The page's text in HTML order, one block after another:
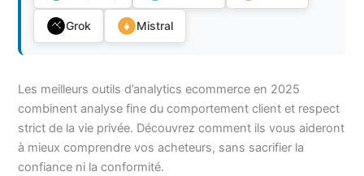
Grok Mistral
Les meilleurs outils d’analytics ecommerce en 2025
combinent analyse fine du comportement client et respect
strict de la vie privée. Découvrez comment ils vous aideront
à mieux comprendre vos acheteurs, sans sacrifier la
confiance ni la conformité.